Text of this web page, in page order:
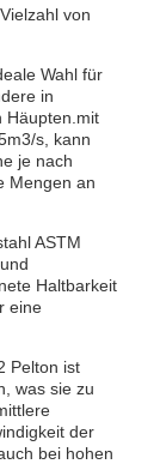
von
Wahl für
in
Häupten.mit
s, kann
je nach
Mengen an
ASTM
Haltbarkeit
eine
Pelton ist
was sie zu
der
bei hohen